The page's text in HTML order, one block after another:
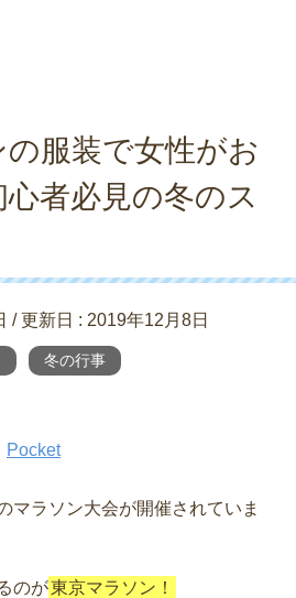
服装で女性がお
者必見の冬のス
/ 更新日 : 2019年12月8日
冬の行事
Pocket
マラソン大会が開催されていま
のが東京マラソン！